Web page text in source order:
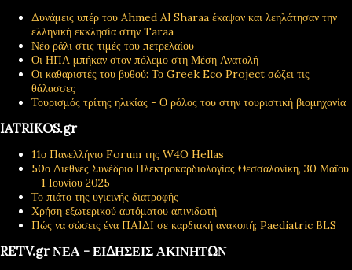
Δυνάμεις υπέρ του Ahmed Al Sharaa έκαψαν και λεηλάτησαν την
ελληνική εκκλησία στην Taraa
Νέο ράλι στις τιμές του πετρελαίου
Οι ΗΠΑ μπήκαν στον πόλεμο στη Μέση Ανατολή
Οι καθαριστές του βυθού: Το Greek Eco Project σώζει τις
θάλασσες
Τουρισμός τρίτης ηλικίας - Ο ρόλος του στην τουριστική βιομηχανία
IATRIKOS.gr
11ο Πανελλήνιο Forum της W4O Hellas
50ο Διεθνές Συνέδριο Ηλεκτροκαρδιολογίας Θεσσαλονίκη, 30 Μαΐου
– 1 Ιουνίου 2025
Το πιάτο της υγιεινής διατροφής
Χρήση εξωτερικού αυτόματου απινιδωτή
Πώς να σώσεις ένα ΠΑΙΔΙ σε καρδιακή ανακοπή; Paediatric BLS
RETV.gr ΝΕΑ - ΕΙΔΗΣΕΙΣ ΑΚΙΝΗΤΩΝ